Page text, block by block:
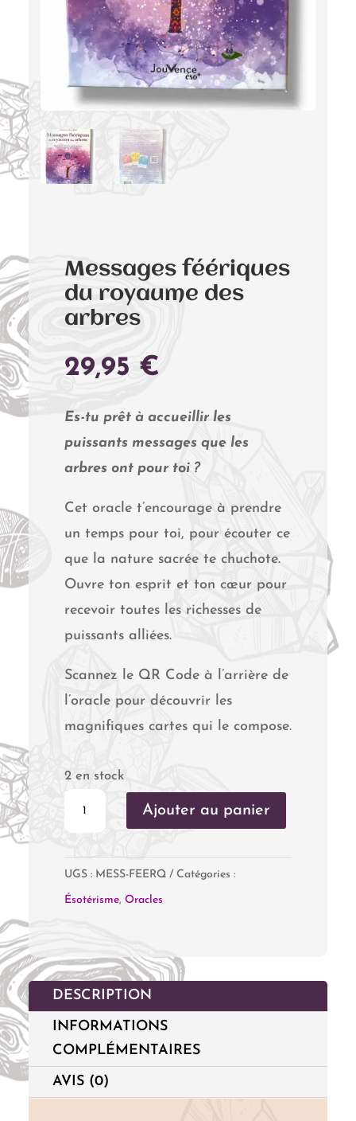
Messages féériques
du royaume des
arbres
29,95 €
Es-tu prêt à accueillir les
puissants messages que les
arbres ont pour toi ?
Cet oracle t’encourage à prendre
un temps pour toi, pour écouter ce
que la nature sacrée te chuchote.
Ouvre ton esprit et ton cœur pour
recevoir toutes les richesses de
puissants alliées.
Scannez le QR Code à l’arrière de
l’oracle pour découvrir les
magnifiques cartes qui le compose.
2 en stock
féériques
du
arbres
Ajouter au panier
UGS : MESS-FEERQ Catégories :
Ésotérisme, Oracles
DESCRIPTION
INFORMATIONS
COMPLÉMENTAIRES
AVIS (0)